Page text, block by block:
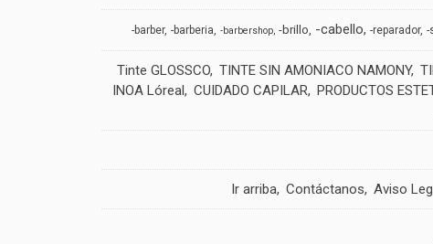
-barber -barberia -barbershop -brillo -cabello -reparador -
Tinte GLOSSCO TINTE SIN AMONIACO NAMONY
INOA Lóreal
CUIDADO CAPILAR PRODUCTOS
Ir arriba Contáctanos Aviso